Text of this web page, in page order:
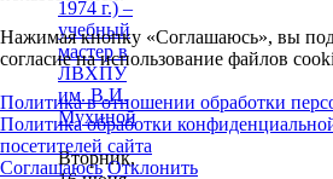
1974 г.) –
учебный
мастер в
ЛВХПУ
им. В.И.
Мухиной
Вторник,
Нажимая кнопку «Соглашаюсь», вы
согласие на использование файлов
Политика в отношении обработки
Политика обработки
посетителей сайта
Соглашаюсь Отклонить